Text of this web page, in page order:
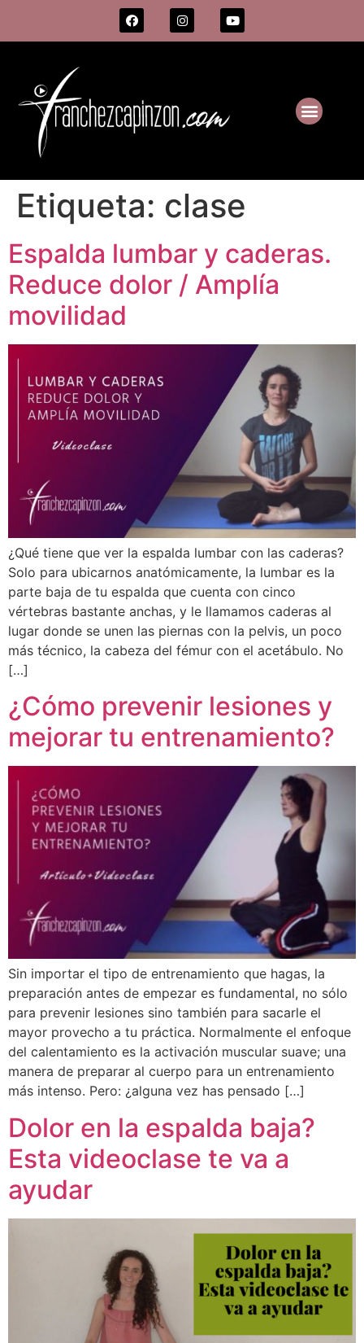
Etiqueta: clase
Espalda lumbar y caderas.
Reduce dolor / Amplía
movilidad
¿Qué tiene que ver la espalda lumbar con las caderas?
Solo para ubicarnos anatómicamente, la lumbar es la
parte baja de tu espalda que cuenta con cinco
vértebras bastante anchas, y le llamamos caderas al
lugar donde se unen las piernas con la pelvis, un poco
más técnico, la cabeza del fémur con el acetábulo. No
[…]
¿Cómo prevenir lesiones y
mejorar tu entrenamiento?
Sin importar el tipo de entrenamiento que hagas, la
preparación antes de empezar es fundamental, no sólo
para prevenir lesiones sino también para sacarle el
mayor provecho a tu práctica. Normalmente el enfoque
del calentamiento es la activación muscular suave; una
manera de preparar al cuerpo para un entrenamiento
más intenso. Pero: ¿alguna vez has pensado […]
Dolor en la espalda baja?
Esta videoclase te va a
ayudar